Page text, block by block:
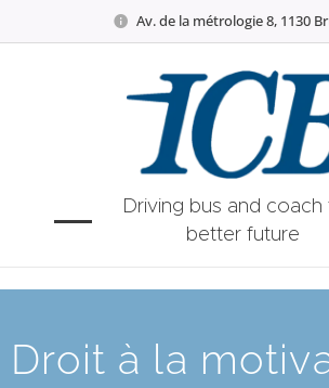
Av. de la métrologie 8, 1130
Driving bus and coach
better future
Droit à la